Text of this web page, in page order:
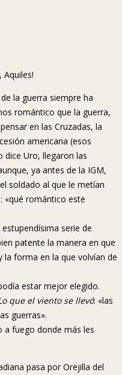
Aquiles!
la guerra siempre ha
romántico que la guerra,
en las Cruzadas, la
americana (esos
dice Uro, llegaron las
ya antes de la IGM,
soldado al que le metían
«qué romántico este
serie de
patente la manera en que
la forma en la que volvían de
estar mejor elegido.
que el viento se llevó: «las
guerras».
a fuego donde más les
pasa por Orejilla del